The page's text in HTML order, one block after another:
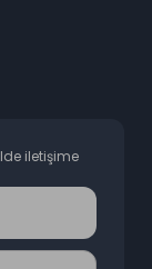
iletişime